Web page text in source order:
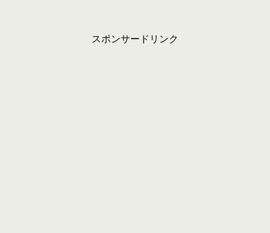
スポンサードリンク